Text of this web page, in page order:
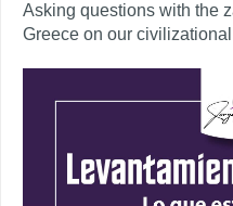
Asking questions with the
Greece on our